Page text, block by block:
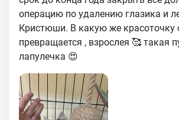
операцию по удалению глазика и
Кристюши. В какую же красоточку
превращается , взрослея 🥰 такая
лапулечка 😍